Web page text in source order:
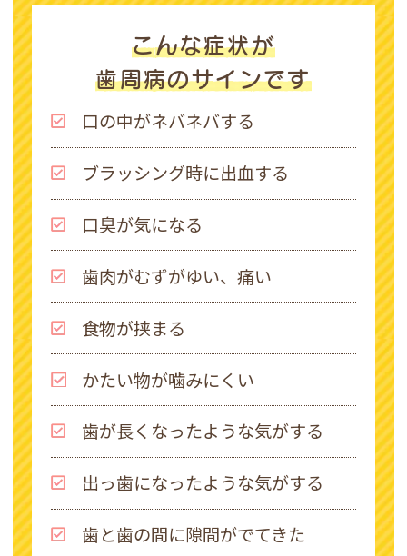
こんな症状が
歯周病のサインです
口の中がネバネバする
ブラッシング時に出血する
口臭が気になる
歯肉がむずがゆい、痛い
食物が挟まる
かたい物が噛みにくい
歯が長くなったような気がする
出っ歯になったような気がする
歯と歯の間に隙間がでてきた